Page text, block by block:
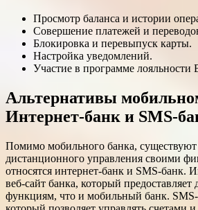
Просмотр баланса и истории
Совершение платежей и
Блокировка и перевыпуск карты.
Настройка уведомлений.
Участие в программе лояльности
Альтернативы
Интернет-банк и SMS-
Помимо мобильного банка,
дистанционного управления своими
относятся интернет-банк и SMS-банк.
веб-сайт банка, который предоставляет
функциям, что и мобильный банк. SMS-